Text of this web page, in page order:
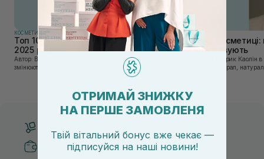
КОСМЕТИКА
Топ 10 брендів доглядової косметики у
2025 році
Автор: Віка Нагорна У сучасному світі, де тренди
змінюються зі швидкістю світла, а ринок популярної
косметики переповнений новими пропозиціями, вибір
КОСМЕТИКА
Каолін в
використовують
Автор: Юлія Цебрик Каолін в косметології – це
природний мінерал,
Безпечні способи оплати
ОТРИМАЙ ЗНИЖКУ
НА ПЕРШЕ ЗАМОВЛЕНЯ
Твій вітальний бонус вже чекає —
підписуйся на наші новини!